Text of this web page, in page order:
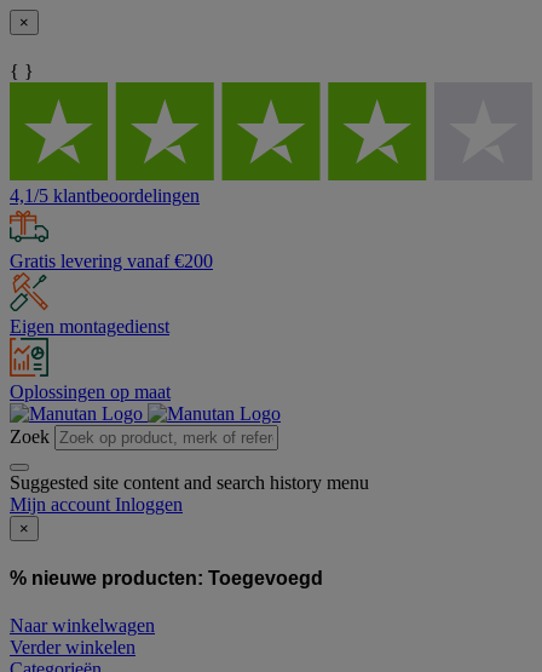
×
{ }
4,1/5 klantbeoordelingen
Gratis levering vanaf €200
Eigen montagedienst
Oplossingen op maat
Zoek
Suggested site content and search history menu
Mijn account Inloggen
×
% nieuwe producten: Toegevoegd
Naar winkelwagen
Verder winkelen